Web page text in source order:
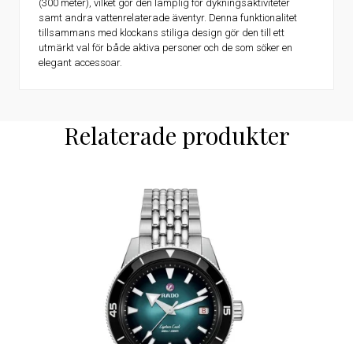
(300 meter), vilket gör den lämplig för dykningsaktiviteter
samt andra vattenrelaterade äventyr. Denna funktionalitet
tillsammans med klockans stiliga design gör den till ett
utmärkt val för både aktiva personer och de som söker en
elegant accessoar.
Relaterade produkter